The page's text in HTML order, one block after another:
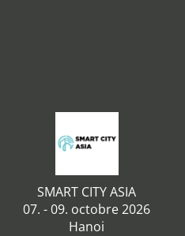
SMART CITY ASIA
07. - 09. octobre 2026
Hanoi